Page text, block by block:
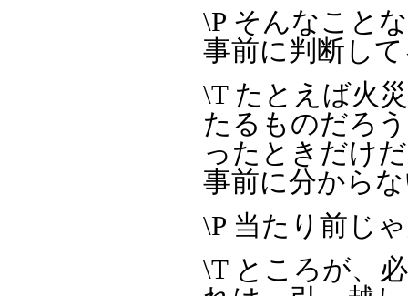
\P そんなこと
事前に判断し
\T たとえば火
たるものだろ
ったときだけ
事前に分から
\P 当たり前じ
\T ところが、